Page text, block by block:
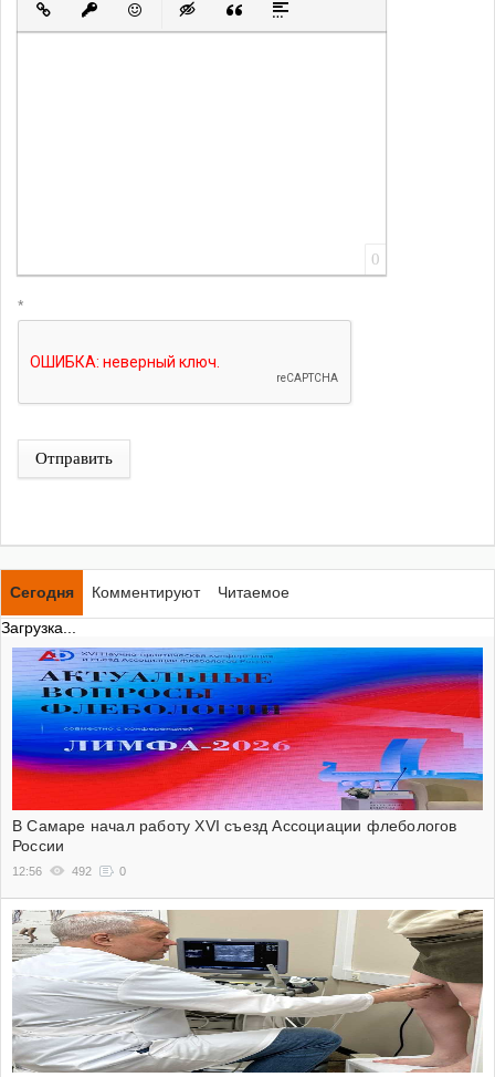
Вставить ссылку
Вставить защищенную ссылку
Вставить смайлик
Вставка скрытого текста
Вставка цитаты
Вставка спойлера
0
*
Отправить
Сегодня Комментируют
Читаемое
Загрузка...
В Самаре начал работу XVI съезд Ассоциации флебологов
России
12:56 492 0